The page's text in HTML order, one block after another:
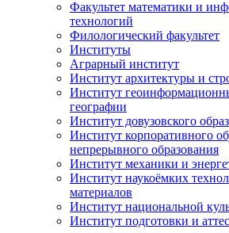
Факультет математики и
технологий
Филологический факультет
Институты
Аграрный институт
Институт архитектуры и
Институт
географии
Институт довузовского
Институт корпоративного
непрерывного образования
Институт механики и
Институт наукоёмких
материалов
Институт национальной
Институт подготовки и